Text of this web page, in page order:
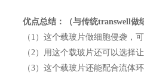
优点总结：（与传统transwell做
（1）这个载玻片做细胞侵袭，
（2）用这个载玻片还可以选择
（3）这个载玻片还能配合流体